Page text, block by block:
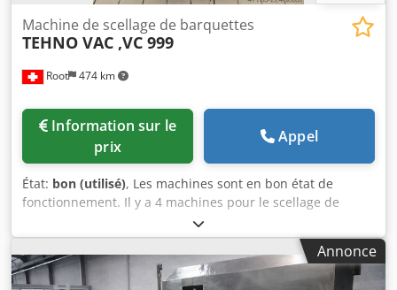
Root 474 km
Machine de scellage de barquettes
TEHNO VAC ,VC 999
prix
Appel
État: bon (utilisé), Les machines sont en bon état de
fonctionnement. Il y a 4 machines pour le scellage de
plateaux. Dsdpfx Ajzqugqep Hjkr
Annonce